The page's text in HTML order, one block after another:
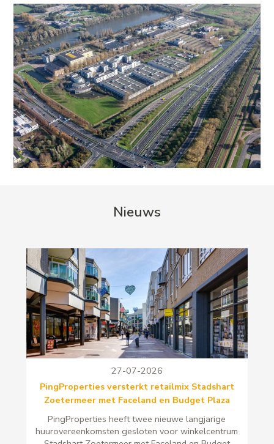
Nieuws
27-07-2026
PingProperties versterkt retailmix Stadshart
Zoetermeer met Faceland en Budget Plaza
PingProperties heeft twee nieuwe langjarige
huurovereenkomsten gesloten voor winkelcentrum